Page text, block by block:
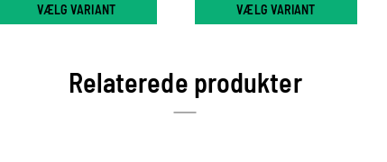
VÆLG VARIANT VÆLG VARIANT
Relaterede produkter